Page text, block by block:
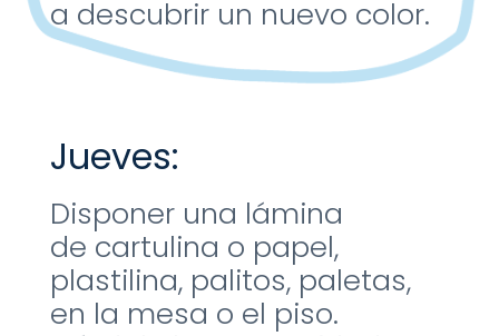
a descubrir un nuevo color.
Jueves:
Disponer una lámina
de cartulina o papel,
plastilina, palitos, paletas,
en la mesa o el piso.